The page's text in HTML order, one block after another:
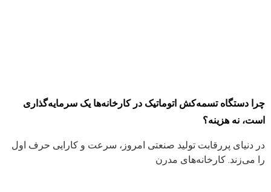
چرا دستگاه تسمه‌کش اتوماتیک در کارخانه‌ها یک سرمایه‌گذاری
است، نه هزینه؟
در دنیای پررقابت تولید صنعتی امروز، سرعت و کارایی حرف اول
را می‌زند. کارخانه‌های مدرن